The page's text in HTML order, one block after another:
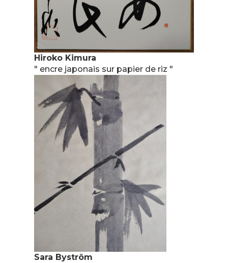
Hiroko Kimura
" encre japonais sur papier de riz "
Sara Byström